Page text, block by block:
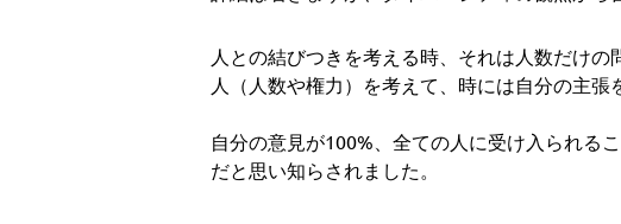
人との結びつきを考える時、それは人数だけ
人（人数や権力）を考えて、時には自分の主張
自分の意見が100%、全ての人に受け入られる
だと思い知らされました。